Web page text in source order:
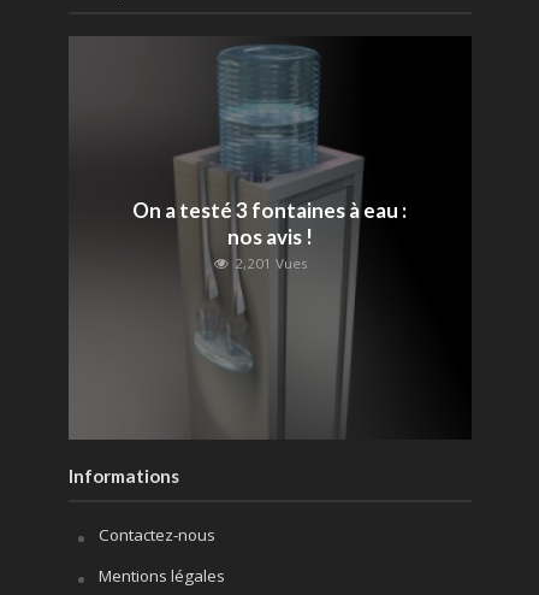
On a testé 3 fontaines à eau :
nos avis !
2,201 Vues
Informations
Contactez-nous
Mentions légales